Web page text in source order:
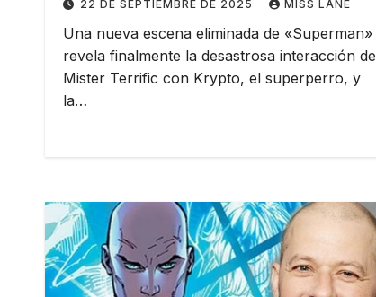
22 DE SEPTIEMBRE DE 2025 MISS LANE
Una nueva escena eliminada de «Superman»
revela finalmente la desastrosa interacción de
Mister Terrific con Krypto, el superperro, y
la…